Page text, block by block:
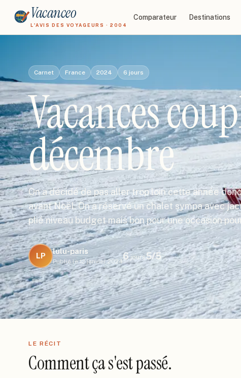
Vacanceo
L'AVIS DES VOYAGEURS · 2004
Comparateur Destinations
Carnet France 2024 6 jours
Vacances
décembre
On a décidé de pas aller trop loin cette année
avant Noël. On a réservé un chalet sympa avec
plié niveau budget mais bon pour une occasion
LP
lulu-paris
Publié le 12 janvier 2024
6jours5/5
LE RÉCIT
Comment ça s'est passé.